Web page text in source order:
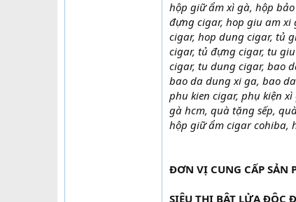
hộp giữ ẩm xì gà, hộp
đựng cigar, hop giu am
cigar, hop dung cigar, tủ
cigar, tủ đựng cigar, tu
cigar, tu dung cigar, bao
bao da dung xi ga, bao
phu kien cigar, phụ kiện
gà hcm, quà tặng sếp,
hộp giữ ẩm cigar cohiba,
ĐƠN VỊ CUNG CẤP SẢN
SIÊU THỊ BẬT LỬA ĐỘC